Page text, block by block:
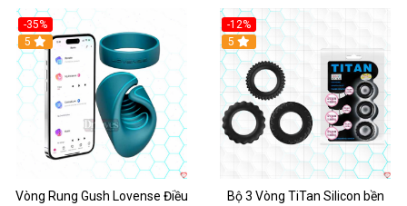
-35%
Hot
5
Vòng Rung Gush Lovense Điều
-12%
5
Bộ 3 Vòng TiTan Silicon bền